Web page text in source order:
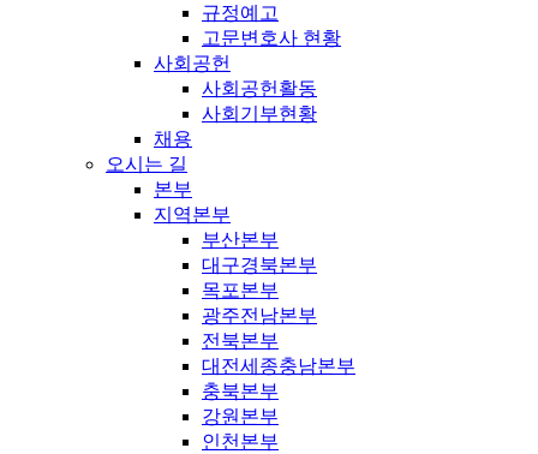
규정예고
고문변호사 현황
사회공헌
사회공헌활동
사회기부현황
채용
오시는 길
본부
지역본부
부산본부
대구경북본부
목포본부
광주전남본부
전북본부
대전세종충남본부
충북본부
강원본부
인천본부